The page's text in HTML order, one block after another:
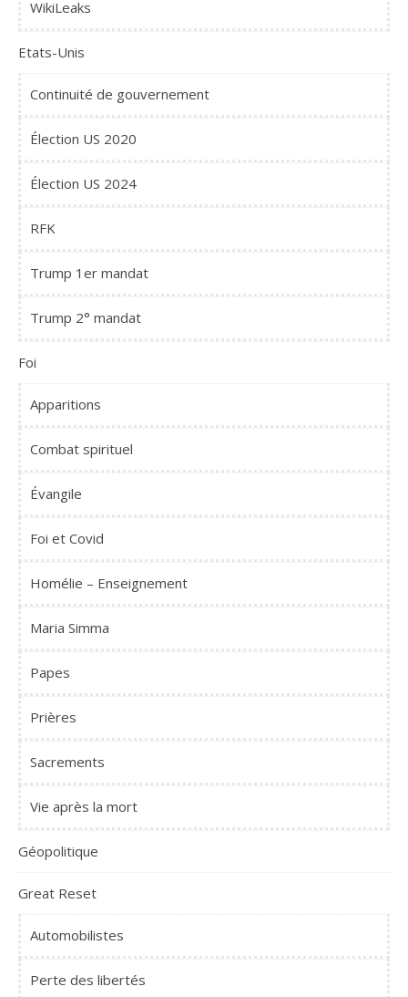
WikiLeaks
Etats-Unis
Continuité de gouvernement
Élection US 2020
Élection US 2024
RFK
Trump 1er mandat
Trump 2° mandat
Foi
Apparitions
Combat spirituel
Évangile
Foi et Covid
Homélie – Enseignement
Maria Simma
Papes
Prières
Sacrements
Vie après la mort
Géopolitique
Great Reset
Automobilistes
Perte des libertés